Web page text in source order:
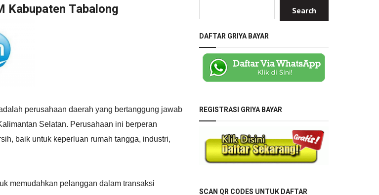
Kabupaten Tabalong
perusahaan daerah yang bertanggung jawab
Selatan. Perusahaan ini berperan
baik untuk keperluan rumah tangga, industri,
memudahkan pelanggan dalam transaksi
Search
DAFTAR GRIYA BAYAR
REGISTRASI GRIYA BAYAR
SCAN QR CODES UNTUK DAFTAR